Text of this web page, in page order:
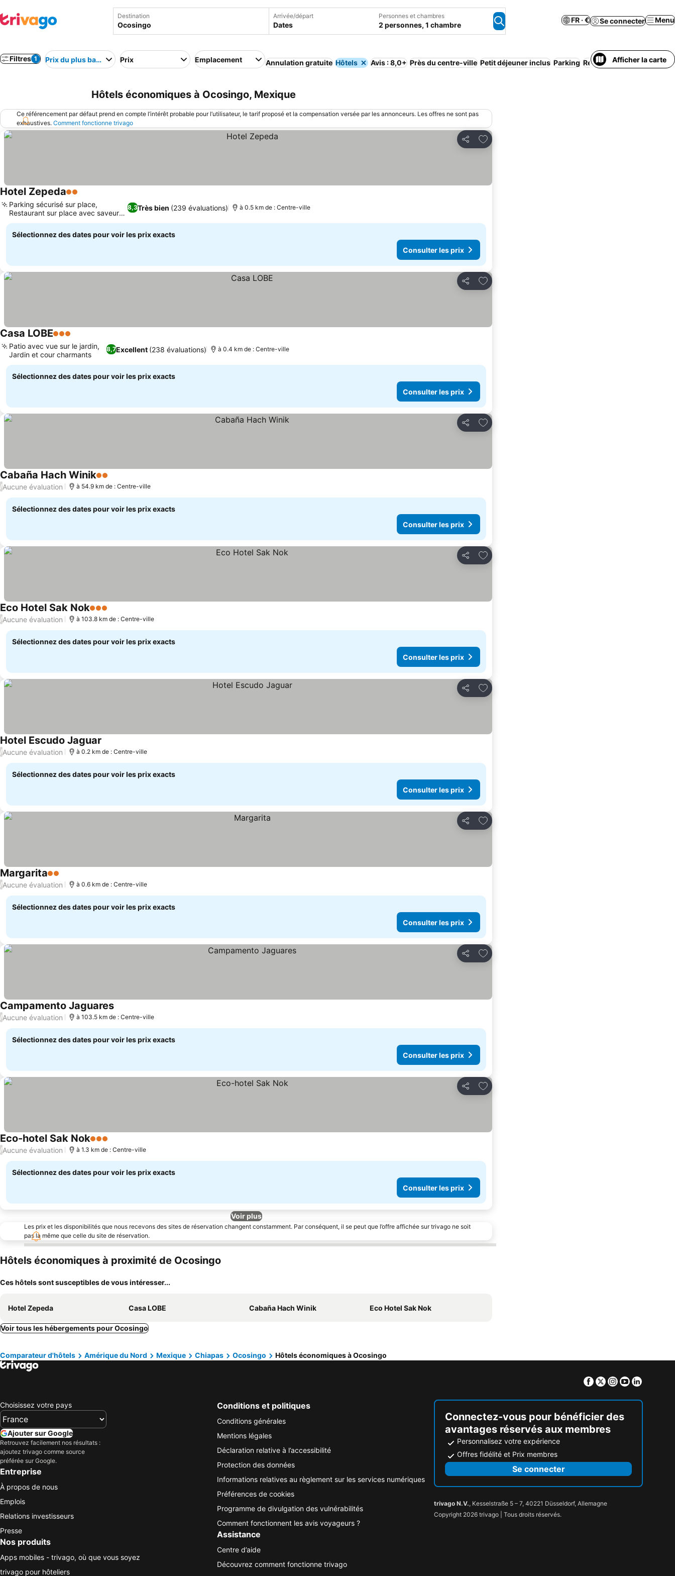
Destination Arrivée/départ
Dates
Personnes et chambres
2 personnes, 1 chambre
FR · € Se connecter Menu
Filtres 1 Prix du plus bas au plus élevé
Prix Emplacement Annulation gratuite Hôtels Avis : 8,0+ Près du centre-ville Petit déjeuner inclus Parking Restaurant Climatisation
Afficher la carte
Hôtels économiques à Ocosingo, Mexique
Ce référencement par défaut prend en compte l’intérêt probable pour l’utilisateur, le tarif proposé et la compensation versée par les annonceurs. Les offres ne sont pas
exhaustives. Comment fonctionne trivago
Partager
Ajouter à mes favoris
Hotel Zepeda2 Étoiles
8,3Très bien (239 évaluations)
Parking sécurisé sur place,
Restaurant sur place avec saveurs
locales
à 0.5 km de : Centre-ville
Sélectionnez des dates pour voir les prix exacts
Consulter les prix
Partager
Ajouter à mes favoris
Casa LOBE3 Étoiles
8,7Excellent (238 évaluations)
Patio avec vue sur le jardin,
Jardin et cour charmants
à 0.4 km de : Centre-ville
Sélectionnez des dates pour voir les prix exacts
Consulter les prix
Partager
Ajouter à mes favoris
Cabaña Hach Winik2 Étoiles
/Aucune évaluation à 54.9 km de : Centre-ville
Sélectionnez des dates pour voir les prix exacts
Consulter les prix
Partager
Ajouter à mes favoris
Eco Hotel Sak Nok3 Étoiles
/Aucune évaluation à 103.8 km de : Centre-ville
Sélectionnez des dates pour voir les prix exacts
Consulter les prix
Partager
Ajouter à mes favoris
Hotel Escudo Jaguar
/Aucune évaluation à 0.2 km de : Centre-ville
Sélectionnez des dates pour voir les prix exacts
Consulter les prix
Partager
Ajouter à mes favoris
Margarita2 ÉtoilesConsulter les prix
/Aucune évaluation à 0.6 km de : Centre-ville
Sélectionnez des dates pour voir les prix exacts
Consulter les prix
Partager
Ajouter à mes favoris
Campamento JaguaresConsulter les prix
/Aucune évaluation à 103.5 km de : Centre-ville
Sélectionnez des dates pour voir les prix exacts
Consulter les prix
Partager
Ajouter à mes favoris
Eco-hotel Sak Nok3 Étoiles
/Aucune évaluation à 1.3 km de : Centre-ville
Sélectionnez des dates pour voir les prix exacts
Consulter les prix
Voir plus
Les prix et les disponibilités que nous recevons des sites de réservation changent constamment. Par conséquent, il se peut que l’offre affichée sur trivago ne soit
pas la même que celle du site de réservation.
Hôtels économiques à proximité de Ocosingo
Ces hôtels sont susceptibles de vous intéresser...
Hotel Zepeda Casa LOBE Cabaña Hach Winik Eco Hotel Sak Nok
Voir tous les hébergements pour Ocosingo
Comparateur d'hôtels Amérique du Nord Mexique Chiapas Ocosingo Hôtels économiques à Ocosingo
Facebook
TwitterInstagram
Youtube
Choisissez votre pays
Ajouter sur Google
Retrouvez facilement nos résultats :
ajoutez trivago comme source
préférée sur Google.
Entreprise
À propos de nous
Emplois
Relations investisseurs
Presse
Nos produits
Apps mobiles - trivago, où que vous soyez
trivago pour hôteliers
Conditions et politiques
Conditions générales
Mentions légales
Déclaration relative à l’accessibilité
Protection des données
Informations relatives au règlement sur les services numériques
Préférences de cookies
Programme de divulgation des vulnérabilités
Comment fonctionnent les avis voyageurs ?
Assistance
Centre d’aide
Découvrez comment fonctionne trivago
Connectez-vous pour bénéficier des
avantages réservés aux membres
Personnalisez votre expérience
Offres fidélité et Prix membres
Se connecter
trivago N.V., Kesselstraße 5 – 7, 40221 Düsseldorf, Allemagne
Copyright 2026 trivago | Tous droits réservés.